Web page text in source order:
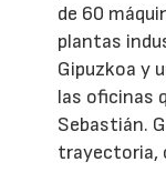
de 60
plantas
Gipuzkoa y
las oficinas
Sebastián.
trayectoria,